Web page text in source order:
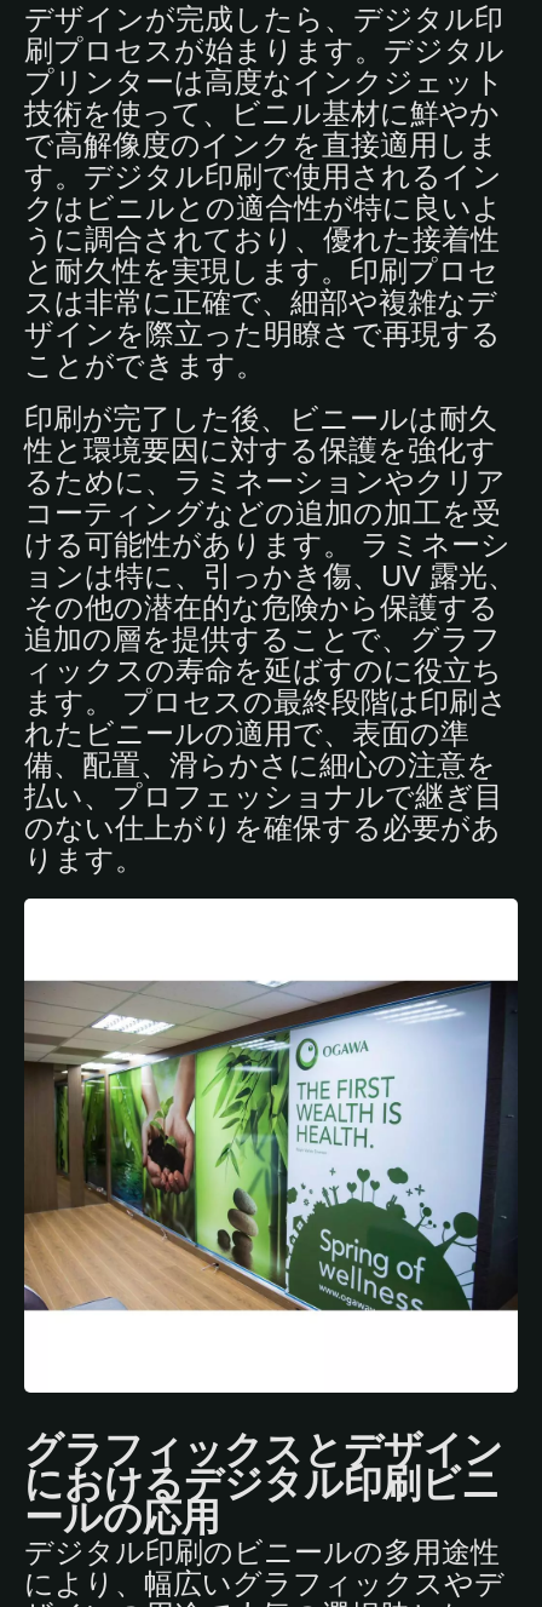
デザインが完成したら、デジタル印
刷プロセスが始まります。デジタル
プリンターは高度なインクジェット
技術を使って、ビニル基材に鮮やか
で高解像度のインクを直接適用しま
す。デジタル印刷で使用されるイン
クはビニルとの適合性が特に良いよ
うに調合されており、優れた接着性
と耐久性を実現します。印刷プロセ
スは非常に正確で、細部や複雑なデ
ザインを際立った明瞭さで再現する
ことができます。
印刷が完了した後、ビニールは耐久
性と環境要因に対する保護を強化す
るために、ラミネーションやクリア
コーティングなどの追加の加工を受
ける可能性があります。 ラミネーシ
ョンは特に、引っかき傷、UV 露光、
その他の潜在的な危険から保護する
追加の層を提供することで、グラフ
ィックスの寿命を延ばすのに役立ち
ます。 プロセスの最終段階は印刷さ
れたビニールの適用で、表面の準
備、配置、滑らかさに細心の注意を
払い、プロフェッショナルで継ぎ目
のない仕上がりを確保する必要があ
ります。
グラフィックスとデザイン
におけるデジタル印刷ビニ
ールの応用
デジタル印刷のビニールの多用途性
により、幅広いグラフィックスやデ